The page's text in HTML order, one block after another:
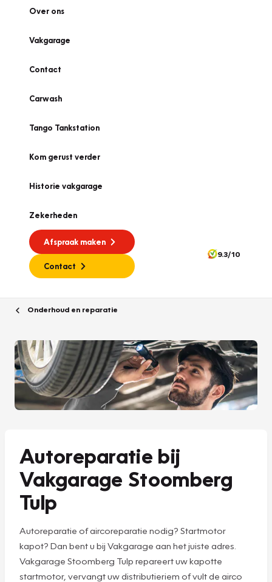
Over ons
Vakgarage
Contact
Carwash
Tango Tankstation
Kom gerust verder
Historie vakgarage
Zekerheden
Afspraak maken
Contact
9.3/10
Onderhoud en reparatie
Autoreparatie bij
Vakgarage Stoomberg
Tulp
Autoreparatie of aircoreparatie nodig? Startmotor
kapot? Dan bent u bij Vakgarage aan het juiste adres.
Vakgarage Stoomberg Tulp repareert uw kapotte
startmotor, vervangt uw distributieriem of vult de airco